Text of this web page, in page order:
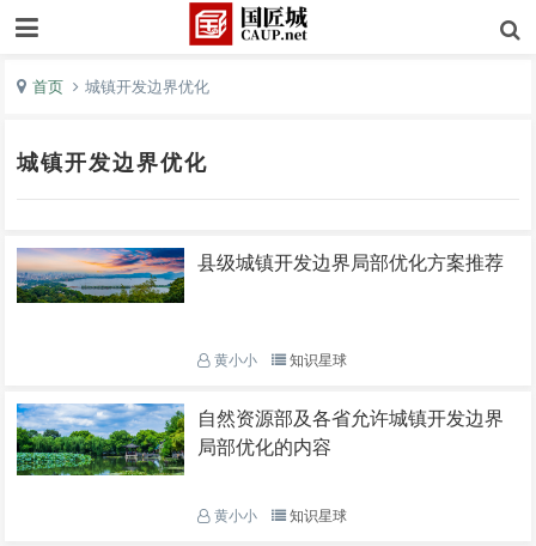
首页 城镇开发边界优化
城镇开发边界优化
县级城镇开发边界局部优化方案推荐
黄小小 知识星球
自然资源部及各省允许城镇开发边界
局部优化的内容
黄小小 知识星球